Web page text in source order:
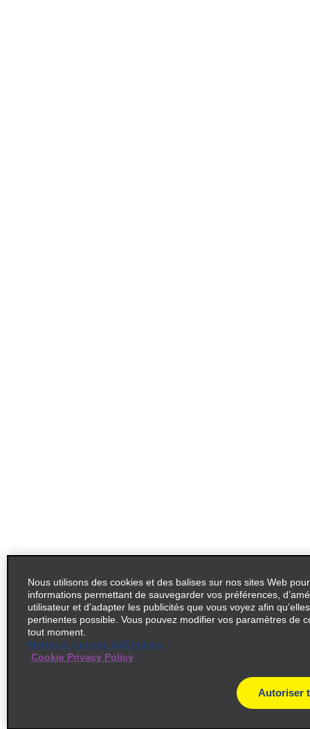
Nous utilisons des cookies et des balises sur nos sites Web
informations permettant de sauvegarder vos préférences,
utilisateur et d’adapter les publicités que vous voyez afin
pertinentes possible. Vous pouvez modifier vos paramètres de
tout moment.
Mettez à jour vos AdChoices
Cookie Privacy Policy
Autoriser